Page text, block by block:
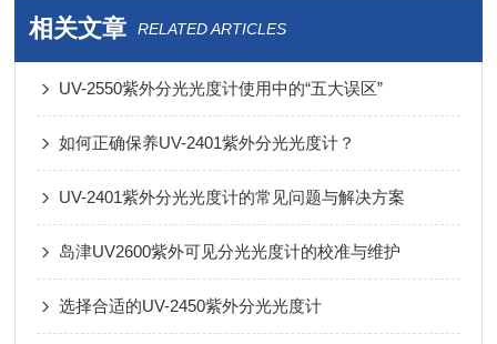
相关文章 RELATED ARTICLES
UV-2550紫外分光光度计使用中的“五大误区”
如何正确保养UV-2401紫外分光光度计？
UV-2401紫外分光光度计的常见问题与解决方案
岛津UV2600紫外可见分光光度计的校准与维护
选择合适的UV-2450紫外分光光度计